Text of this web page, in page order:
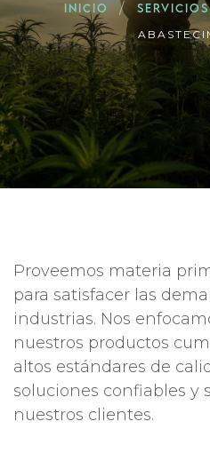
INICIO SERVICIOS
Proveemos materia
para satisfacer las
industrias. Nos
nuestros productos
altos estándares de
soluciones confiables y
nuestros clientes.